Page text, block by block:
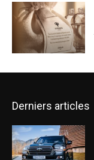
Derniers articles